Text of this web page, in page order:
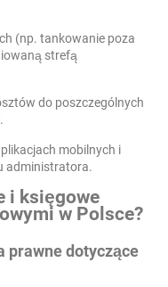
(np. tankowanie poza
strefą
do poszczególnych
mobilnych i
administratora.
i księgowe
w Polsce?
prawne dotyczące